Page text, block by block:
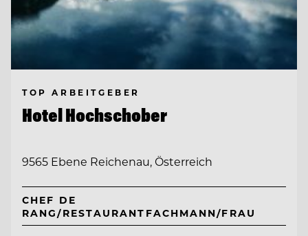
TOP ARBEITGEBER
Hotel Hochschober
9565 Ebene Reichenau, Österreich
CHEF DE
RANG/RESTAURANTFACHMANN/FRAU